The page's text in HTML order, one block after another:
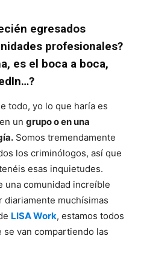
egresados
profesionales?
es el boca a boca,
todo, yo lo que haría es
un grupo o en una
Somos tremendamente
los criminólogos, así que
esas inquietudes.
una comunidad increíble
muchísimas
LISA Work, estamos todos
se van compartiendo las